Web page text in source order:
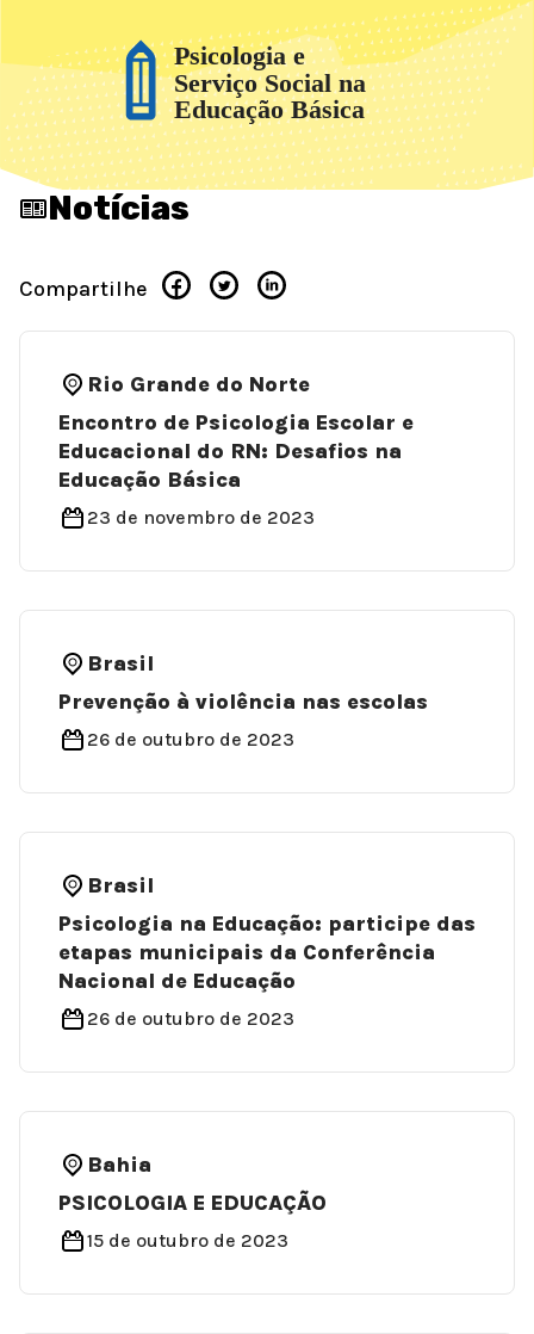
Notícias
Compartilhe
Rio Grande do Norte
Encontro de Psicologia Escolar e
Educacional do RN: Desafios na
Educação Básica
23 de novembro de 2023
Brasil
Prevenção à violência nas escolas
26 de outubro de 2023
Brasil
Psicologia na Educação: participe das
etapas municipais da Conferência
Nacional de Educação
26 de outubro de 2023
Bahia
PSICOLOGIA E EDUCAÇÃO
15 de outubro de 2023